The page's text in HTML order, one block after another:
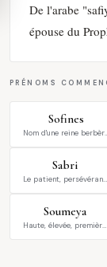
De l'arabe
épouse du
PRÉNOMS
Sofines
Nom d'une reine
Sabri
Le patient, persévéran…
Soumeya
Haute, élevée, premièr…